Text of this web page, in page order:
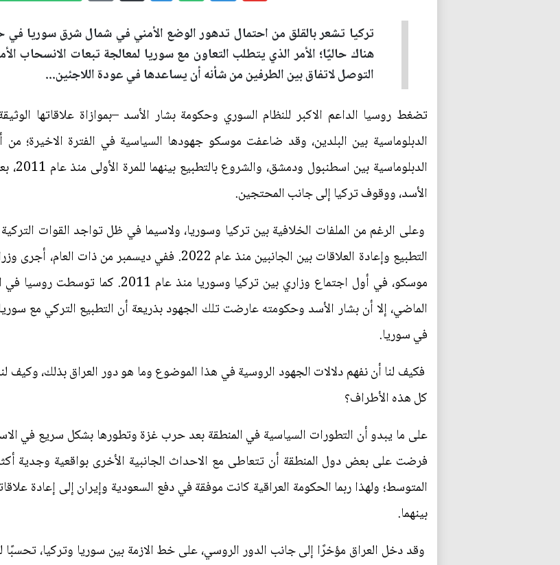
تركيا تشعر بالقلق من احتمال تدهور الوضع الأمني في شمال شرق سوريا
هناك حاليًا؛ الأمر الذي يتطلب التعاون مع سوريا لمعالجة تبعات الانسحاب
التوصل لاتفاق بين الطرفين من شأنه أن يساعدها في عودة اللاجئين...
تضغط روسيا الداعم الاكبر للنظام السوري وحكومة بشار الأسد –بموازاة علاقاتها
الدبلوماسية بين البلدين، وقد ضاعفت موسكو جهودها السياسية في الفترة الاخيرة؛ من
الأسد، ووقوف تركيا إلى جانب المحتجين.
وعلى الرغم من الملفات الخلافية بين تركيا وسوريا، ولاسيما في ظل تواجد القوات
التطبيع وإعادة العلاقات بين الجانبين منذ عام 2022.
موسكو، في أول اجتماع وزاري بين تركيا
الماضي، إلا أن بشار الأسد وحكومته عارضت تلك الجهود بذريعة أن التطبيع التركي مع
في سوريا.
فكيف لنا أن نفهم دلالات الجهود الروسية في هذا الموضوع وما هو دور العراق بذلك، وكيف
كل هذه الأطراف؟
على ما يبدو أن التطورات السياسية في المنطقة بعد حرب غزة وتطورها بشكل سريع في
فرضت على بعض دول المنطقة أن تتعاطى مع الاحداث الجانبية الأخرى بواقعية وجدية
المتوسط؛ ولهذا ربما الحكومة العراقية كانت موفقة في دفع السعودية وإيران إلى إعادة
بينهما.
وقد دخل العراق مؤخرًا إلى جانب الدور الروسي، على خط الازمة بين سوريا وتركيا،